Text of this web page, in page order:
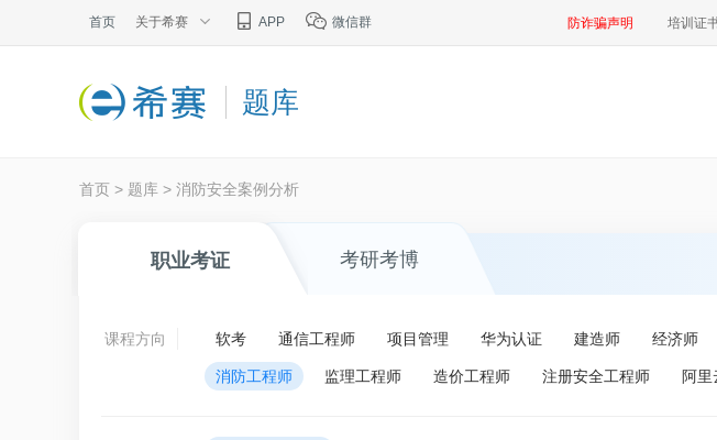
首页 关于希赛 APP 微信群 防诈骗声明 培训证
题库
首页 > 题库 > 消防安全案例分析
职业考证 考研考博
课程方向 软考 通信工程师 项目管理 华为认证 建造师 经济师
消防工程师 监理工程师 造价工程师 注册安全工程师 阿里